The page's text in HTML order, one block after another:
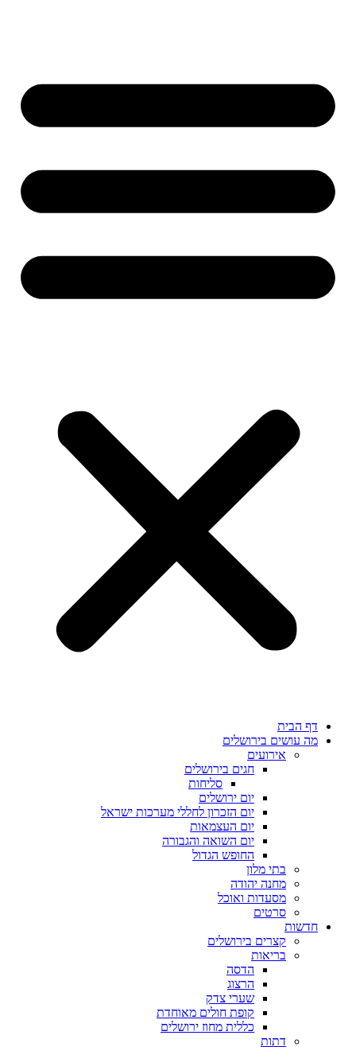
דף הבית
מה עושים בירושלים
אירועים
חגים בירושלים
סליחות
יום ירושלים
יום הזכרון לחללי מערכות ישראל
יום העצמאות
יום השואה והגבורה
החופש הגדול
בתי מלון
מחנה יהודה
מסעדות ואוכל
סרטים
חדשות
קצרים בירושלים
בריאות
הדסה
הרצוג
שערי צדק
קופת חולים מאוחדת
כללית מחוז ירושלים
דתות